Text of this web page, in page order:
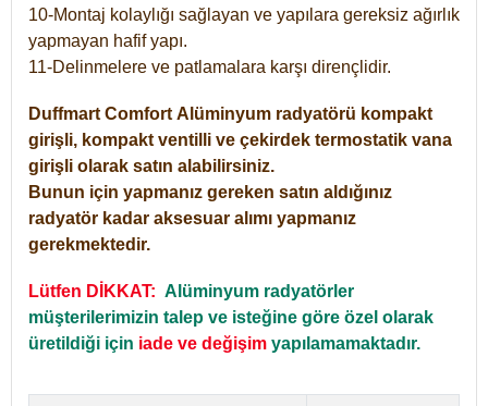
10-Montaj kolaylığı sağlayan ve yapılara gereksiz ağırlık
yapmayan hafif yapı.
11-Delinmelere ve patlamalara karşı dirençlidir.
Duffmart Comfort Alüminyum radyatörü kompakt
girişli, kompakt ventilli ve çekirdek termostatik vana
girişli olarak satın alabilirsiniz.
Bunun için yapmanız gereken satın aldığınız
radyatör kadar aksesuar alımı yapmanız
gerekmektedir.
Lütfen DİKKAT: Alüminyum radyatörler
müşterilerimizin talep ve isteğine göre özel olarak
üretildiği için iade ve değişim yapılamamaktadır.